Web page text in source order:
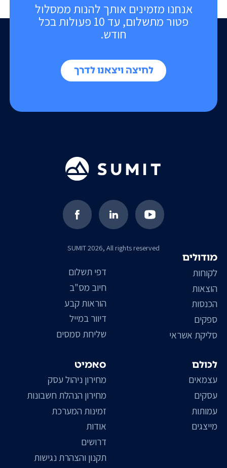
אנחנו מזמינים אותך להנות ממסלול
פטור מתשלום, עד 10 פעולות בכל
חודש.
לחיצה ויצאנו לדרך
SUMIT 2026, All rights reserved
סאמיט
מחירון ניהול עסק
מחירון הנהלת חשבונות
זמינות המערכת
אודות
דרושים
תקנון והצהרת נגישות
דפי תשלום
חיוב מס"ב
הוראות קבע
דיוור במייל
שליחת סמסים
מודולים
לקוחות
הוצאות
הכנסות
ספקים
סליקת אשראי
לכולם
עצמאים
עסקים
עמותות
מייצגים